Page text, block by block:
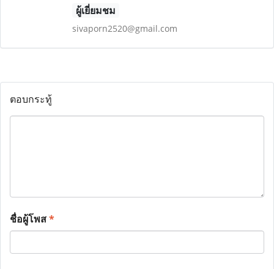
ผู้เยี่ยมชม
sivaporn2520@gmail.com
ตอบกระทู้
ชื่อผู้โพส*